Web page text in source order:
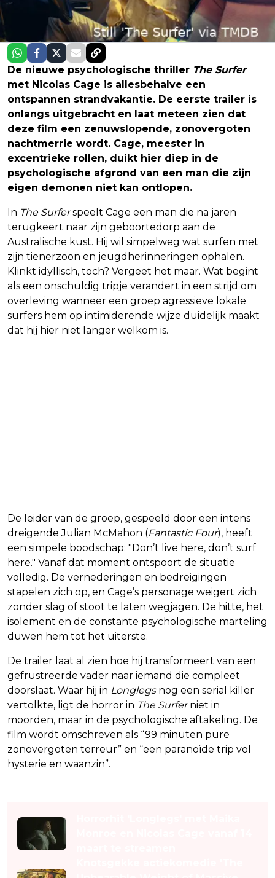
De nieuwe psychologische thriller The Surfer
met Nicolas Cage is allesbehalve een
ontspannen strandvakantie. De eerste trailer is
onlangs uitgebracht en laat meteen zien dat
deze film een zenuwslopende, zonovergoten
nachtmerrie wordt. Cage, meester in
excentrieke rollen, duikt hier diep in de
psychologische afgrond van een man die zijn
eigen demonen niet kan ontlopen.
In The Surferspeelt Cage een man die na jaren
terugkeert naar zijn geboortedorp aan de
Australische kust. Hij wil simpelweg wat surfen met
zijn tienerzoon en jeugdherinneringen ophalen.
Klinkt idyllisch, toch? Vergeet het maar. Wat begint
als een onschuldig tripje verandert in een strijd om
overleving wanneer een groep agressieve lokale
surfers hem op intimiderende wijze duidelijk maakt
dat hij hier niet langer welkom is.
De leider van de groep, gespeeld door een intens
dreigende Julian McMahon (Fantastic Four), heeft
een simpele boodschap: "Don’t live here, don’t surf
here." Vanaf dat moment ontspoort de situatie
volledig. De vernederingen en bedreigingen
stapelen zich op, en Cage’s personage weigert zich
zonder slag of stoot te laten wegjagen. De hitte, het
isolement en de constante psychologische marteling
duwen hem tot het uiterste.
De trailer laat al zien hoe hij transformeert van een
gefrustreerde vader naar iemand die compleet
doorslaat. Waar hij in Longlegsnog een serial killer
vertolkte, ligt de horror in The Surferniet in
moorden, maar in de psychologische aftakeling. De
film wordt omschreven als “99 minuten pure
zonovergoten terreur” en “een paranoïde trip vol
hysterie en waanzin”.